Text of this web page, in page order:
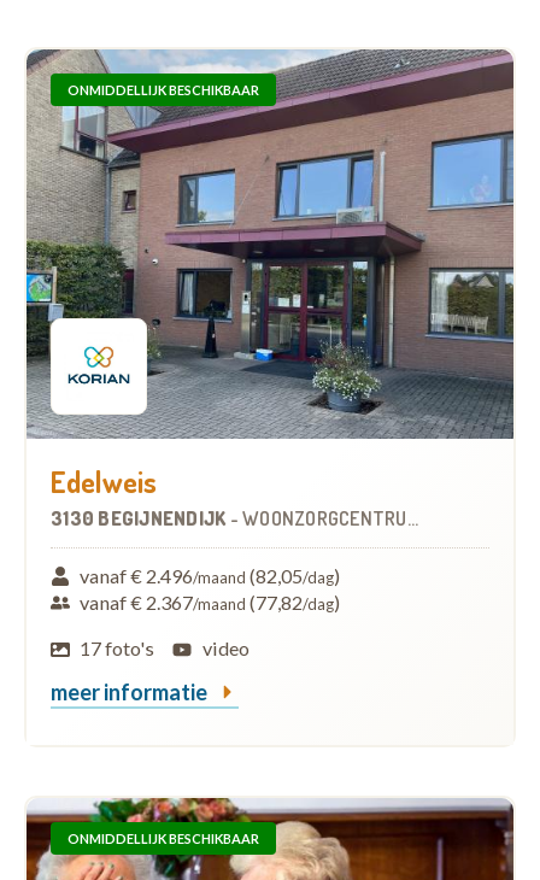
ONMIDDELLIJK BESCHIKBAAR
Edelweis
3130 BEGIJNENDIJK - WOONZORGCENTRUM (WZC)
vanaf € 2.496/maand (82,05/dag)
vanaf € 2.367/maand (77,82/dag)
17 foto's
video
meer informatie
ONMIDDELLIJK BESCHIKBAAR